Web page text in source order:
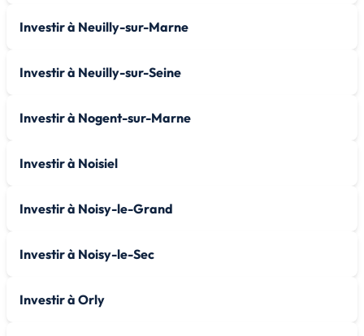
Investir à Neuilly-sur-Marne
Investir à Neuilly-sur-Seine
Investir à Nogent-sur-Marne
Investir à Noisiel
Investir à Noisy-le-Grand
Investir à Noisy-le-Sec
Investir à Orly